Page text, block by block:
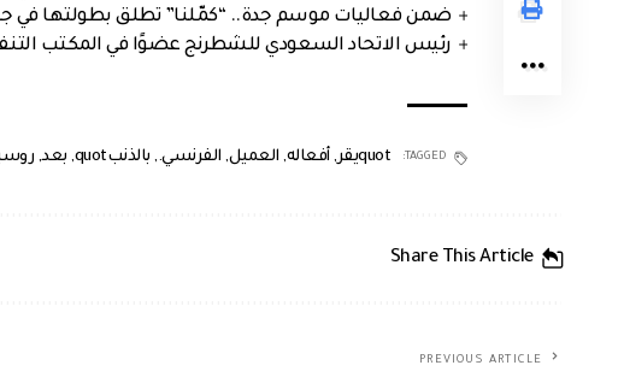
ضمن فعاليات موسم جدة.. “كمّلنا” تطلق بطولتها في جدة
رئيس الاتحاد السعودي للشطرنج عضوًا في المكتب
TAGGED: quotيقر , أفعاله, العميل, الفرنسي., بالذنبquot , بعد,
Share This Article
PREVIOUS ARTICLE